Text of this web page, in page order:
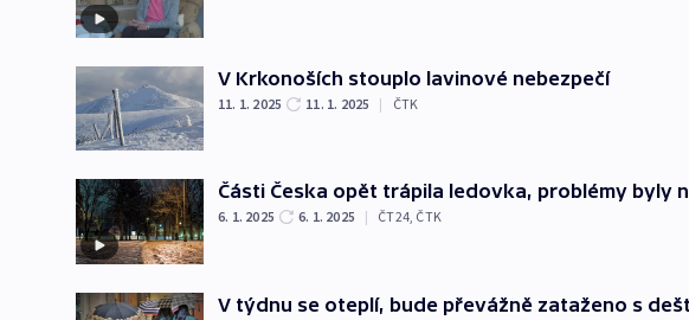
V Krkonoších stouplo lavinové nebezpečí
11. 1. 2025 11. 1. 2025 | ČTK
Části Česka opět trápila ledovka, problémy byly
6. 1. 2025 6. 1. 2025 | ČT24, ČTK
V týdnu se oteplí, bude převážně zataženo s